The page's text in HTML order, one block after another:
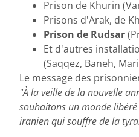
Prison de Khurin
Prisons d'Arak, de
Prison de Rudsar
Et d'autres
(Saqqez, Baneh,
Le message des
"À la veille de la nouvelle
souhaitons un monde
iranien qui souffre de la